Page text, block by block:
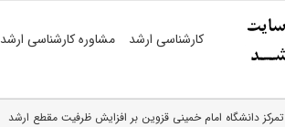
کارشناسی ارشد مشاوره کارشناسی ارشد
تمرکز دانشگاه امام خمینی قزوین بر افزایش ظرفیت مقطع ارشد